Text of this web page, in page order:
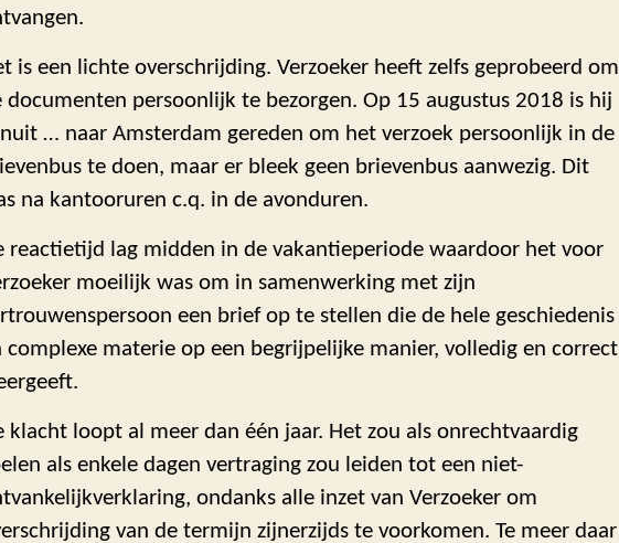
is een lichte overschrijding. Verzoeker heeft zelfs geprobeerd om
documenten persoonlijk te bezorgen. Op 15 augustus 2018 is hij
… naar Amsterdam gereden om het verzoek persoonlijk in de
te doen, maar er bleek geen brievenbus aanwezig. Dit
na kantooruren c.q. in de avonduren.
reactietijd lag midden in de vakantieperiode waardoor het voor
moeilijk was om in samenwerking met zijn
een brief op te stellen die de hele geschiedenis
complexe materie op een begrijpelijke manier, volledig en correct
klacht loopt al meer dan één jaar. Het zou als onrechtvaardig
als enkele dagen vertraging zou leiden tot een niet-
ondanks alle inzet van Verzoeker om
van de termijn zijnerzijds te voorkomen. Te meer daar